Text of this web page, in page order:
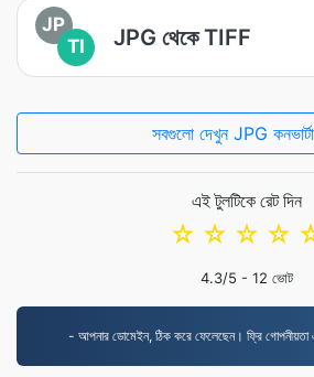
JP
TI
JPG থেকে TIFF
সবগুলো দেখুন JPG
এই টুলটিকে রেট দিন
☆
☆
☆
☆
4.3/5 - 12 ভোট
- আপনার ডোমেইন, ঠিক করে ফেলেছেন। ফ্রি